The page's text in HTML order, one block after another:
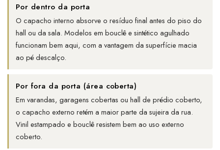
Por dentro da porta
O capacho interno absorve o resíduo final antes do piso do
hall ou da sala. Modelos em bouclê e sintético agulhado
funcionam bem aqui, com a vantagem da superfície macia
ao pé descalço.
Por fora da porta (área coberta)
Em varandas, garagens cobertas ou hall de prédio coberto,
o capacho externo retém a maior parte da sujeira da rua.
Vinil estampado e bouclê resistem bem ao uso externo
coberto.